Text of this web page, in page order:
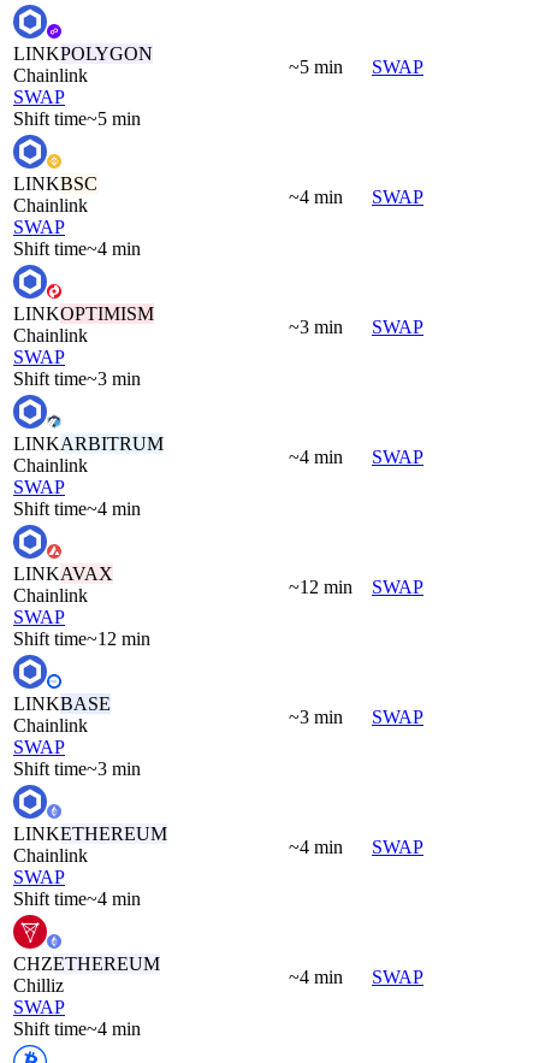
LINKPOLYGON
Chainlink
SWAP
Shift time~5 min
~5 min SWAP
LINKBSC
Chainlink
SWAP
Shift time~4 min
~4 min SWAP
LINKOPTIMISM
Chainlink
SWAP
Shift time~3 min
~3 min SWAP
LINKARBITRUM
Chainlink
SWAP
Shift time~4 min
~4 min SWAP
LINKAVAX
Chainlink
SWAP
Shift time~12 min
~12 min SWAP
LINKBASE
Chainlink
SWAP
Shift time~3 min
~3 min SWAP
LINKETHEREUM
Chainlink
SWAP
Shift time~4 min
~4 min SWAP
CHZETHEREUM
Chilliz
SWAP
Shift time~4 min
~4 min SWAP